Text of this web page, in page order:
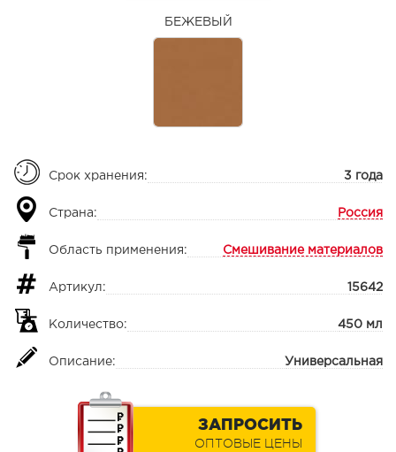
БЕЖЕВЫЙ
Срок хранения: 3 года
Страна: Россия
Область применения: Смешивание материалов
Артикул: 15642
Количество: 450 мл
Описание: Универсальная
ЗАПРОСИТЬ
ОПТОВЫЕ ЦЕНЫ